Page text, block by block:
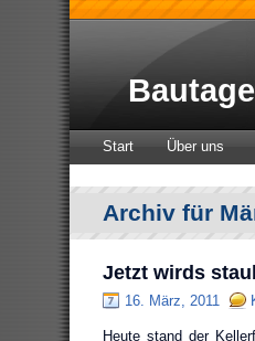
Start Über uns
Archiv für
Jetzt wirds
16. März, 2011
Heute stand der